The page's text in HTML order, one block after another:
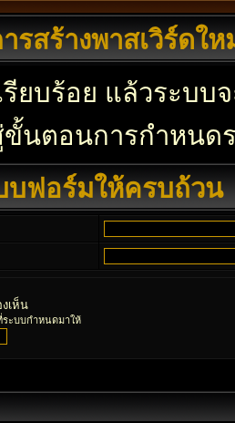
รสร้างพาสเวิร์ดให
รียบร้อย แล้วระบ
นตอนการกำหนด
ฟอร์มให้ครบถ้วน
เห็น
ะบบกำหนดมาให้